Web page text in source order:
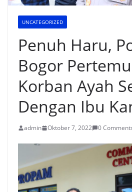
UNCATEGORIZED
Penuh Haru,
Bogor
Korban Ayah
Dengan Ibu
admin Oktober 7, 2022 0